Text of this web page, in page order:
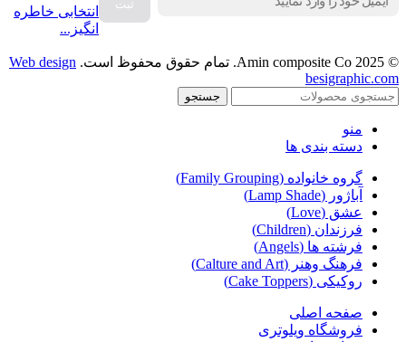
انتخابی خاطره
انگیز...
© 2025 Amin composite Co. تمام حقوق محفوظ است.
Web design
besigraphic.com
جستجو
منو
دسته بندی ها
گروه خانواده (Family Grouping)
آباژور (Lamp Shade)
عشق (Love)
فرزندان (Children)
فرشته ها (Angels)
فرهنگ وهنر (Calture and Art)
روکیکی (Cake Toppers)
صفحه اصلی
فروشگاه ویلوتری